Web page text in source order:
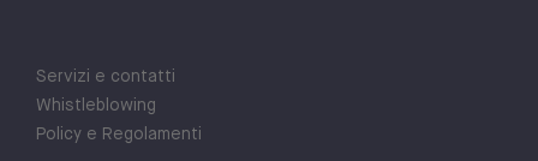
Servizi e contatti
Whistleblowing
Policy e Regolamenti